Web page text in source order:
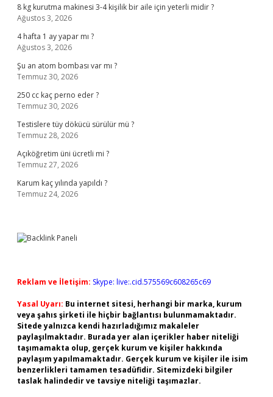
8 kg kurutma makinesi 3-4 kişilik bir aile için yeterli midir ?
Ağustos 3, 2026
4 hafta 1 ay yapar mı ?
Ağustos 3, 2026
Şu an atom bombası var mı ?
Temmuz 30, 2026
250 cc kaç perno eder ?
Temmuz 30, 2026
Testislere tüy dökücü sürülür mü ?
Temmuz 28, 2026
Açıköğretim üni ücretli mi ?
Temmuz 27, 2026
Karum kaç yılında yapıldı ?
Temmuz 24, 2026
Reklam ve İletişim: Skype: live:.cid.575569c608265c69
Yasal Uyarı: Bu internet sitesi, herhangi bir marka, kurum
veya şahıs şirketi ile hiçbir bağlantısı bulunmamaktadır.
Sitede yalnızca kendi hazırladığımız makaleler
paylaşılmaktadır. Burada yer alan içerikler haber niteliği
taşımamakta olup, gerçek kurum ve kişiler hakkında
paylaşım yapılmamaktadır. Gerçek kurum ve kişiler ile isim
benzerlikleri tamamen tesadüfidir. Sitemizdeki bilgiler
taslak halindedir ve tavsiye niteliği taşımazlar.